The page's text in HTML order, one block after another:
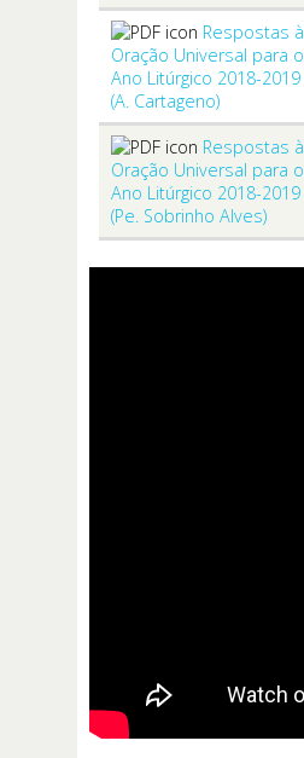
Respostas à
Oração Universal para o
Ano Litúrgico 2018-2019
(A. Cartageno)
Respostas à
Oração Universal para o
Ano Litúrgico 2018-2019
(Pe. Sobrinho Alves)